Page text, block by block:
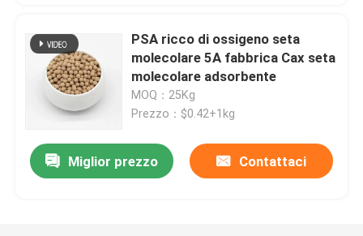
Casa.
Prodotti
Video
PSA ricco di ossigeno seta
molecolare 5A fabbrica Cax seta
molecolare adsorbente
MOQ：25Kg
Prezzo：$0.42+1kg
Miglior prezzo Contattaci
Zeolite ZSM--5 Catalizzatore catalizzatore prezzo